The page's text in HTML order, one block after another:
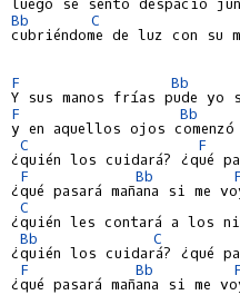
Bb
C
cubriéndome de luz con su
F
Bb
F
Bb
y en aquellos ojos
C
F
¿quién los cuidará? ¿qué
F
Bb
F
¿qué pasará mañana si me
C
¿quién les contará a los
Bb
C
¿quién los cuidará? ¿qué
F
Bb
F
¿qué pasará mañana si me